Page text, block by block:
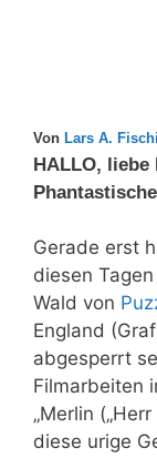
Von Lars A.
HALLO, liebe
Gerade erst
diesen
Wald von
England
abgesperrt
Filmarbeiten
„Merlin
diese urige